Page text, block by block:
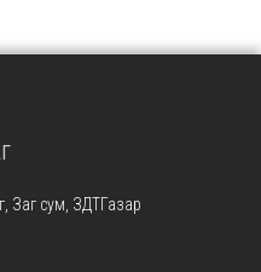
Заг сум, ЗДТГазар